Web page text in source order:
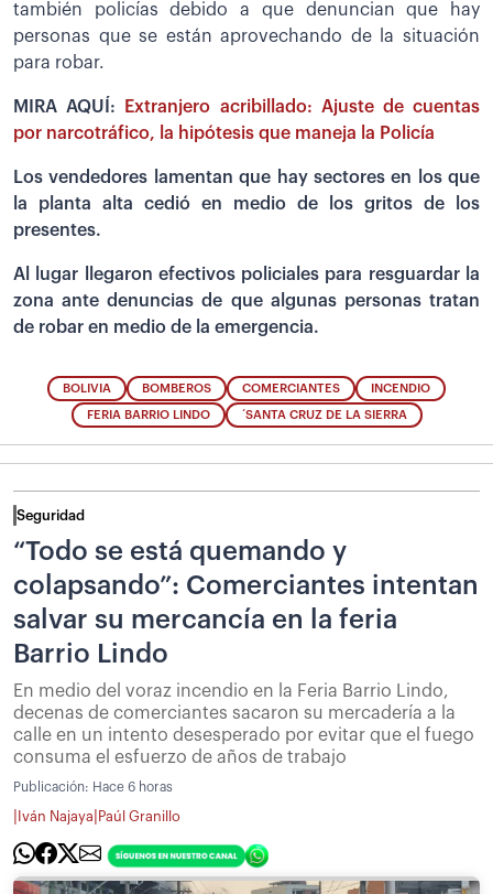
también policías debido a que denuncian que hay
personas que se están aprovechando de la situación
para robar.
MIRA AQUÍ:
Extranjero acribillado: Ajuste de cuentas
por narcotráfico, la hipótesis que maneja la Policía
Los vendedores lamentan que hay sectores en los que
la planta alta cedió en medio de los gritos de los
presentes.
Al lugar llegaron efectivos policiales para resguardar la
zona ante denuncias de que algunas personas tratan
de robar en medio de la emergencia.
BOLIVIA BOMBEROS COMERCIANTES INCENDIO
FERIA BARRIO LINDO ´SANTA CRUZ DE LA SIERRA
Seguridad
“Todo se está quemando y
colapsando”: Comerciantes intentan
salvar su mercancía en la feria
Barrio Lindo
En medio del voraz incendio en la Feria Barrio Lindo,
decenas de comerciantes sacaron su mercadería a la
calle en un intento desesperado por evitar que el fuego
consuma el esfuerzo de años de trabajo
Publicación: Hace 6 horas
Iván Najaya Paúl Granillo